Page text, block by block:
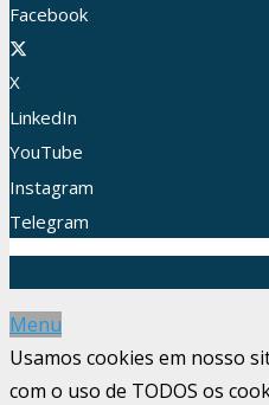
Facebook
X
LinkedIn
YouTube
Instagram
Telegram
Menu
Usamos cookies em nosso
com o uso de TODOS os